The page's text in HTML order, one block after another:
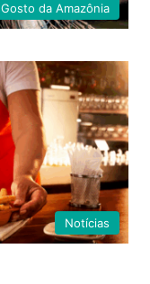
Gosto da Amazônia
Notícias